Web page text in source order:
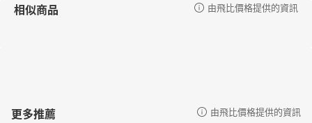
相似商品 由飛比價格提供的資訊
更多推薦 由飛比價格提供的資訊